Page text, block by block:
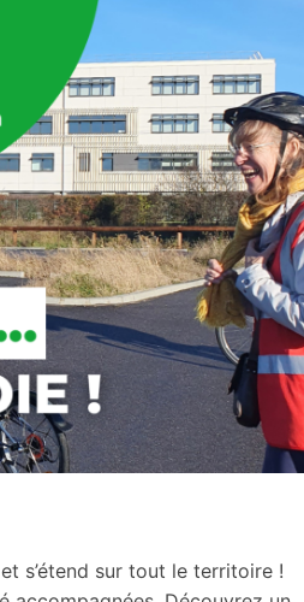
s’étend sur tout le territoire !